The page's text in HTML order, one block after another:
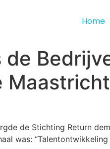
Home
Maastricht
de Stichting Return
was: